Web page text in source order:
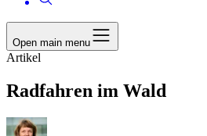
Open main menu
Artikel
Radfahren im Wald